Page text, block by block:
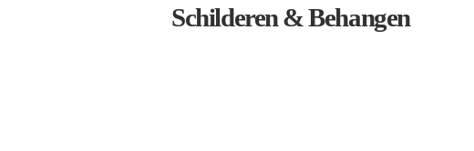
Schilderen & Behangen